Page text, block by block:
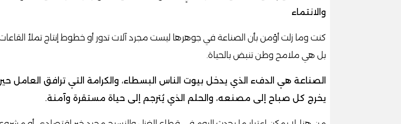
والانتماء
كنت وما زلت أؤمن بأن الصناعة في جوهرها ليست مجرد آلات تدور أو خطوط إنتاج تملأ
بل هي ملامح وطن تنبض بالحياة.
الصناعة هي الدفء الذي يدخل بيوت الناس البسطاء، والكرامة التي ترافق العامل
يخرج كل صباح إلى مصنعه، والحلم الذي يُترجم إلى حياة مستقرة وآمنة.